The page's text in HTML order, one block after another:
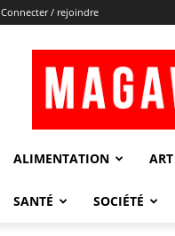
Connecter / rejoindre
ALIMENTATION ART
SANTÉ SOCIÉTÉ